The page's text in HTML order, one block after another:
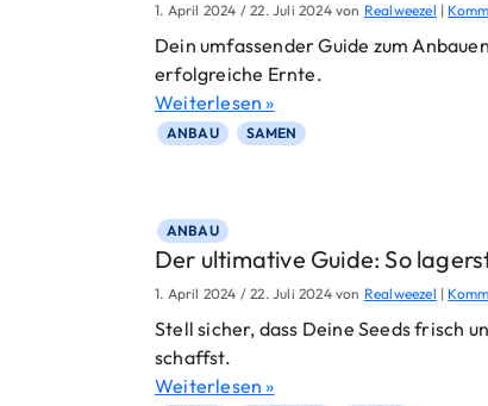
1. April 2024 / 22. Juli 2024von Realweezel |
Dein umfassender Guide zum
erfolgreiche Ernte.
Weiterlesen »
ANBAU SAMEN
ANBAU
Der ultimative Guide: So
1. April 2024 / 22. Juli 2024von Realweezel |
Stell sicher, dass Deine Seeds frisch
schaffst.
Weiterlesen »